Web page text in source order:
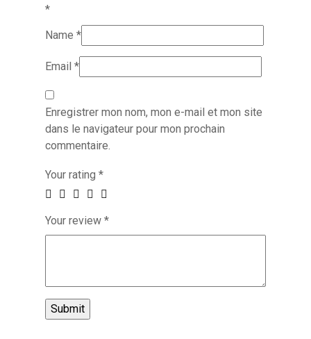
*
Name *
Email *
Enregistrer mon nom, mon e-mail et mon site
dans le navigateur pour mon prochain
commentaire.
Your rating *
Your review *